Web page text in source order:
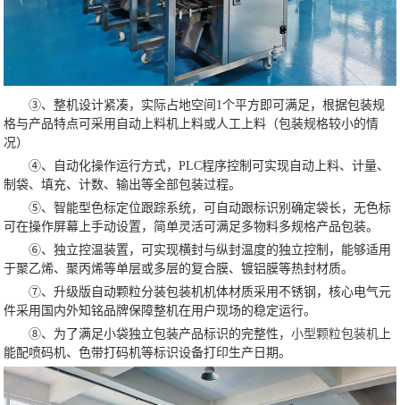
③、整机设计紧凑，实际占地空间1个平方即可满足，根据包装规
格与产品特点可采用自动上料机上料或人工上料（包装规格较小的情
况）
④、自动化操作运行方式，PLC程序控制可实现自动上料、计量、
制袋、填充、计数、输出等全部包装过程。
⑤、智能型色标定位跟踪系统，可自动跟标识别确定袋长，无色标
可在操作屏幕上手动设置，简单灵活可满足多物料多规格产品包装。
⑥、独立控温装置，可实现横封与纵封温度的独立控制，能够适用
于聚乙烯、聚丙烯等单层或多层的复合膜、镀铝膜等热封材质。
⑦、升级版自动颗粒分装包装机机体材质采用不锈钢，核心电气元
件采用国内外知铭品牌保障整机在用户现场的稳定运行。
⑧、为了满足小袋独立包装产品标识的完整性，小型颗粒包装机 上
能配喷码机、色带打码机等标识设备打印生产日期。